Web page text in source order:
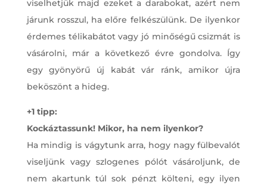
viselhetjük majd ezeket a darabokat, azért nem
járunk rosszul, ha előre felkészülünk. De ilyenkor
érdemes télikabátot vagy jó minőségű csizmát is
vásárolni, már a következő évre gondolva. Így
egy gyönyörű új kabát vár ránk, amikor újra
beköszönt a hideg.
+1 tipp:
Kockáztassunk! Mikor, ha nem ilyenkor?
Ha mindig is vágytunk arra, hogy nagy fülbevalót
viseljünk vagy szlogenes pólót vásároljunk, de
nem akartunk túl sok pénzt költeni, egy ilyen